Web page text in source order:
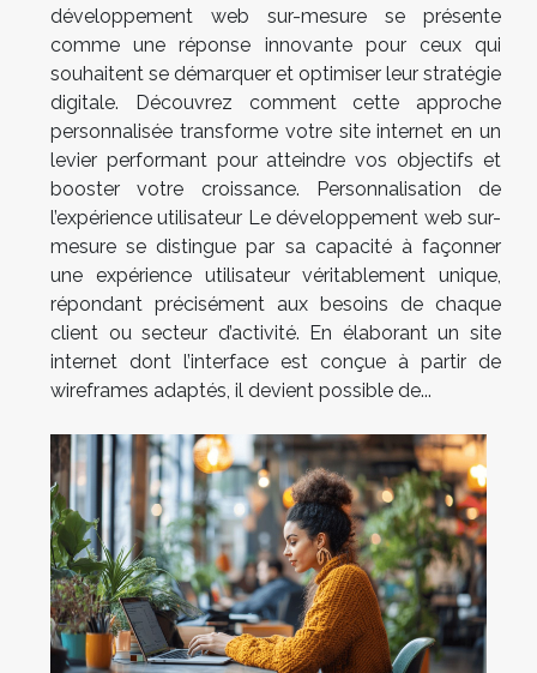
développement web sur-mesure se présente
comme une réponse innovante pour ceux qui
souhaitent se démarquer et optimiser leur stratégie
digitale. Découvrez comment cette approche
personnalisée transforme votre site internet en un
levier performant pour atteindre vos objectifs et
booster votre croissance. Personnalisation de
l’expérience utilisateur Le développement web sur-
mesure se distingue par sa capacité à façonner
une expérience utilisateur véritablement unique,
répondant précisément aux besoins de chaque
client ou secteur d’activité. En élaborant un site
internet dont l’interface est conçue à partir de
wireframes adaptés, il devient possible de...